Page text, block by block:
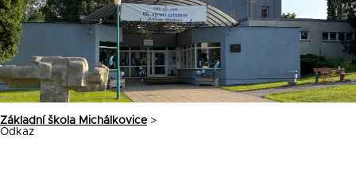
Základní škola Michálkovice>
Odkaz